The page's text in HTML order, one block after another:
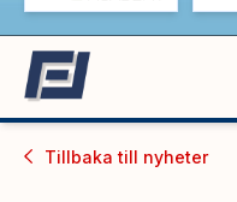
Tillbaka till nyheter